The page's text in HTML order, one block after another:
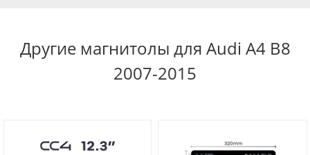
Другие магнитолы для Audi A4 B8
2007-2015